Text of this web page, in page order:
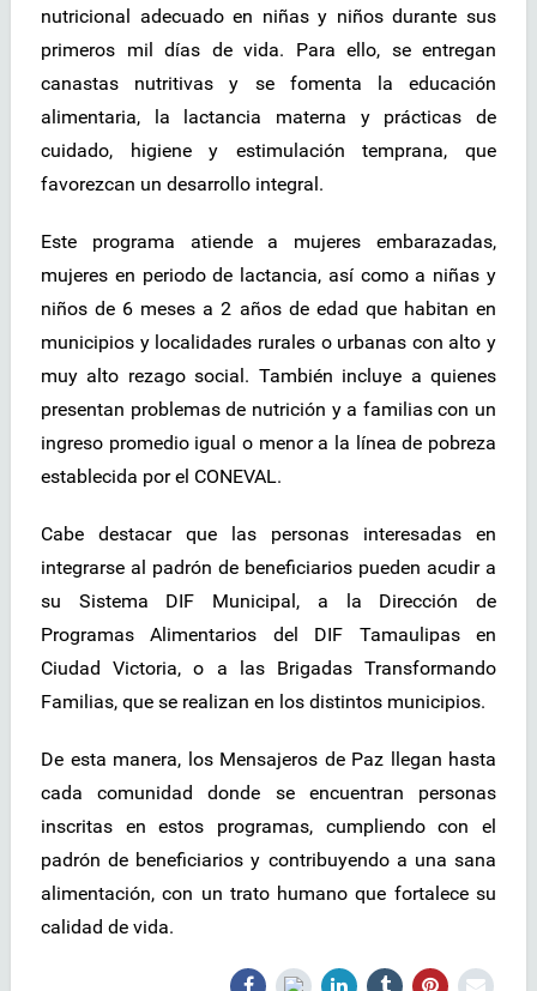
nutricional adecuado en niñas y niños durante sus
primeros mil días de vida. Para ello, se entregan
canastas nutritivas y se fomenta la educación
alimentaria, la lactancia materna y prácticas de
cuidado, higiene y estimulación temprana, que
favorezcan un desarrollo integral.
Este programa atiende a mujeres embarazadas,
mujeres en periodo de lactancia, así como a niñas y
niños de 6 meses a 2 años de edad que habitan en
municipios y localidades rurales o urbanas con alto y
muy alto rezago social. También incluye a quienes
presentan problemas de nutrición y a familias con un
ingreso promedio igual o menor a la línea de pobreza
establecida por el CONEVAL.
Cabe destacar que las personas interesadas en
integrarse al padrón de beneficiarios pueden acudir a
su Sistema DIF Municipal, a la Dirección de
Programas Alimentarios del DIF Tamaulipas en
Ciudad Victoria, o a las Brigadas Transformando
Familias, que se realizan en los distintos municipios.
De esta manera, los Mensajeros de Paz llegan hasta
cada comunidad donde se encuentran personas
inscritas en estos programas, cumpliendo con el
padrón de beneficiarios y contribuyendo a una sana
alimentación, con un trato humano que fortalece su
calidad de vida.